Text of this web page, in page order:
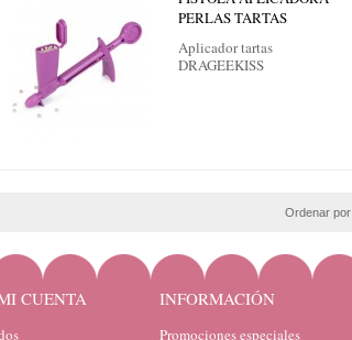
PERLAS TARTAS
Aplicador tartas
DRAGEEKISS
Ordenar por
CUENTA INFORMACIÓN
Promociones especiales